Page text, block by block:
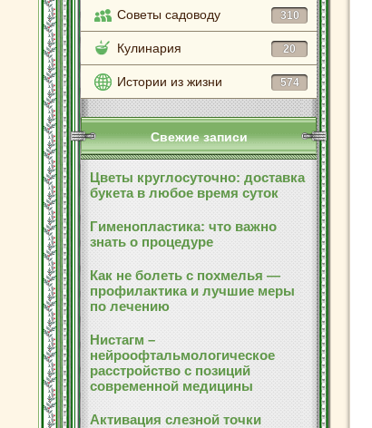
Советы садоводу 310
Кулинария 20
Истории из жизни 574
Свежие записи
Цветы круглосуточно: доставка
букета в любое время суток
Гименопластика: что важно
знать о процедуре
Как не болеть с похмелья —
профилактика и лучшие меры
по лечению
Нистагм –
нейроофтальмологическое
расстройство с позиций
современной медицины
Активация слезной точки